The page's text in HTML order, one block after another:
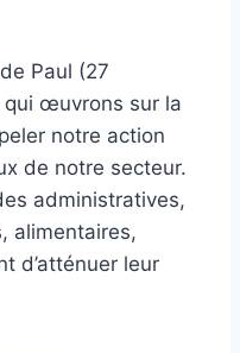
Paul (27
qui œuvrons sur la
notre action
de notre secteur.
administratives,
alimentaires,
d’atténuer leur